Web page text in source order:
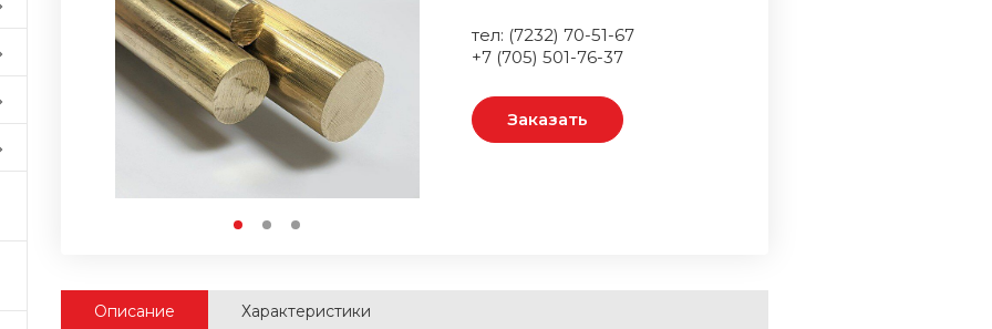
тел: (7232) 70-51-67
+7 (705) 501-76-37
Заказать
Описание Характеристики